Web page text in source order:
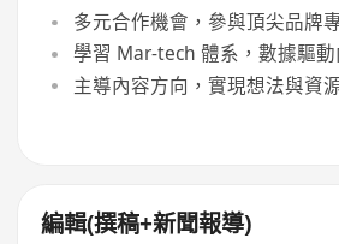
多元合作機會，參與頂尖品牌
學習 Mar-tech 體系，數據驅
主導內容方向，實現想法與資
編輯(撰稿+新聞報導)